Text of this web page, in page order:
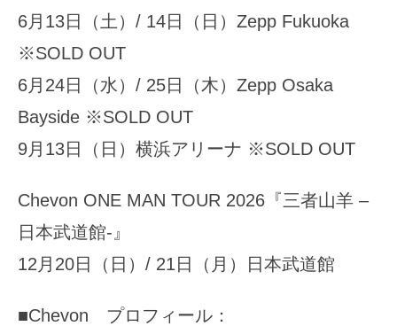
6月13日（土）/ 14日（日）Zepp Fukuoka
※SOLD OUT
6月24日（水）/ 25日（木）Zepp Osaka
Bayside ※SOLD OUT
9月13日（日）横浜アリーナ ※SOLD OUT
Chevon ONE MAN TOUR 2026『三者山羊 –
日本武道館-』
12月20日（日）/ 21日（月）日本武道館
■Chevon プロフィール：